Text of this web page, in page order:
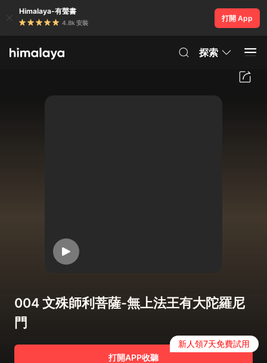
Himalaya-有聲書
4.8k 安裝
打開 App
探索
004 文殊師利菩薩-無上法王有大陀羅尼
門
打開APP收聽
新人領7天免費試用